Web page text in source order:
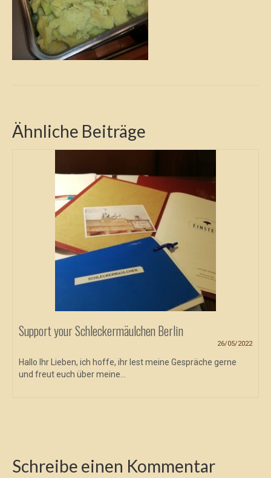
Ähnliche Beiträge
Support your Schleckermäulchen Berlin
26/05/2022
Hallo Ihr Lieben, ich hoffe, ihr lest meine Gespräche gerne
und freut euch über meine...
Schreibe einen Kommentar